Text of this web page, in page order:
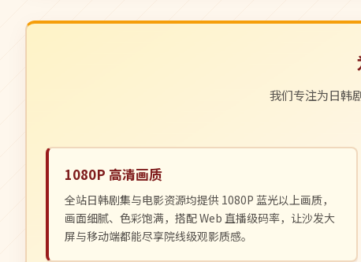
我们专注为日韩
1080P 高清画质
全站日韩剧集与电影资源均提供 1080P 蓝光以上画质，
画面细腻、色彩饱满，搭配 Web 直播级码率，让沙发大
屏与移动端都能尽享院线级观影质感。